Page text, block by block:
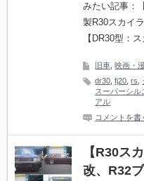
みたい記事：
製R30スカイ
【DR30型：
旧車 ,映画・
dr30 ,fj20 ,rs
スーパーシル
アル
コメントを書
【R30ス
改、R32